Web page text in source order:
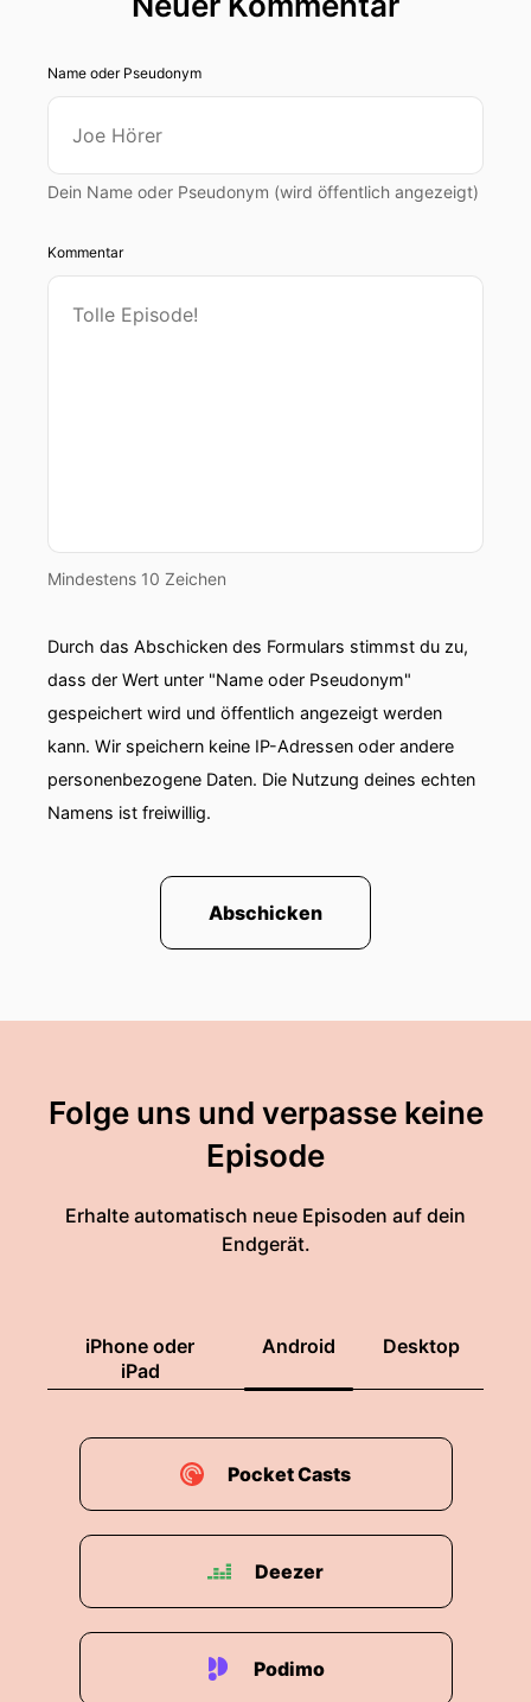
Name oder Pseudonym
Dein Name oder Pseudonym (wird öffentlich angezeigt)
Kommentar
Mindestens 10 Zeichen
Durch das Abschicken des Formulars stimmst du zu,
dass der Wert unter "Name oder Pseudonym"
gespeichert wird und öffentlich angezeigt werden
kann. Wir speichern keine IP-Adressen oder andere
personenbezogene Daten. Die Nutzung deines echten
Namens ist freiwillig.
Abschicken
Folge uns und verpasse keine
Episode
Erhalte automatisch neue Episoden auf dein
Endgerät.
iPhone oder
iPad
Android Desktop
Pocket Casts
Deezer
Podimo